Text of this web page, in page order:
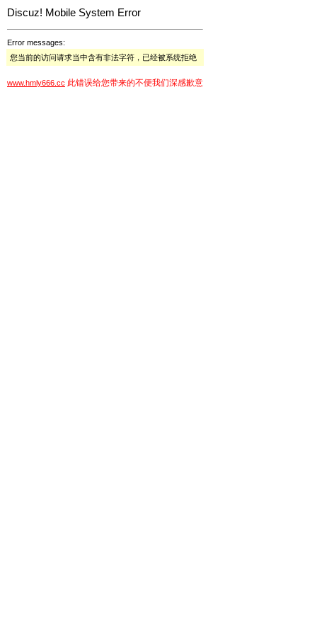
Discuz! Mobile System Error
Error messages:
您当前的访问请求当中含有非法字符，已经被系统拒绝
www.hmly666.cc 此错误给您带来的不便我们深感歉意